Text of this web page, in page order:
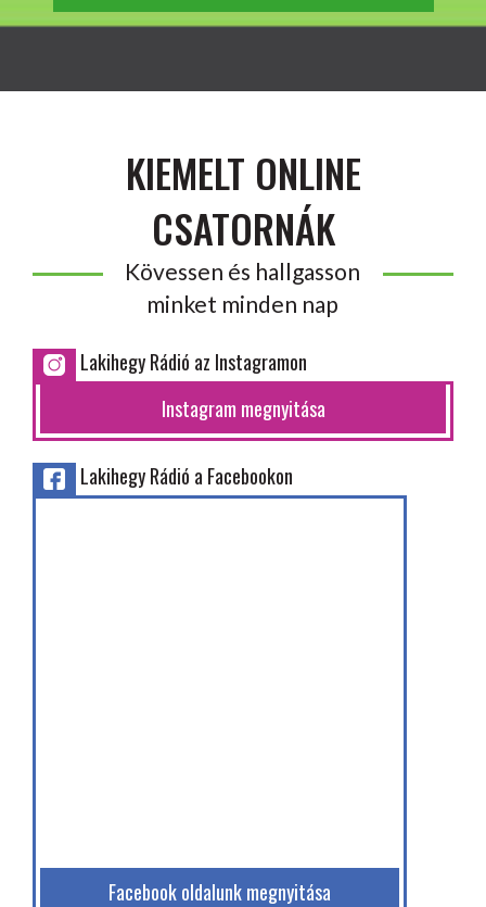
KIEMELT ONLINE
CSATORNÁK
Kövessen és hallgasson
minket minden nap
Lakihegy Rádió az Instagramon
Instagram megnyitása
Lakihegy Rádió a Facebookon
Facebook oldalunk megnyitása